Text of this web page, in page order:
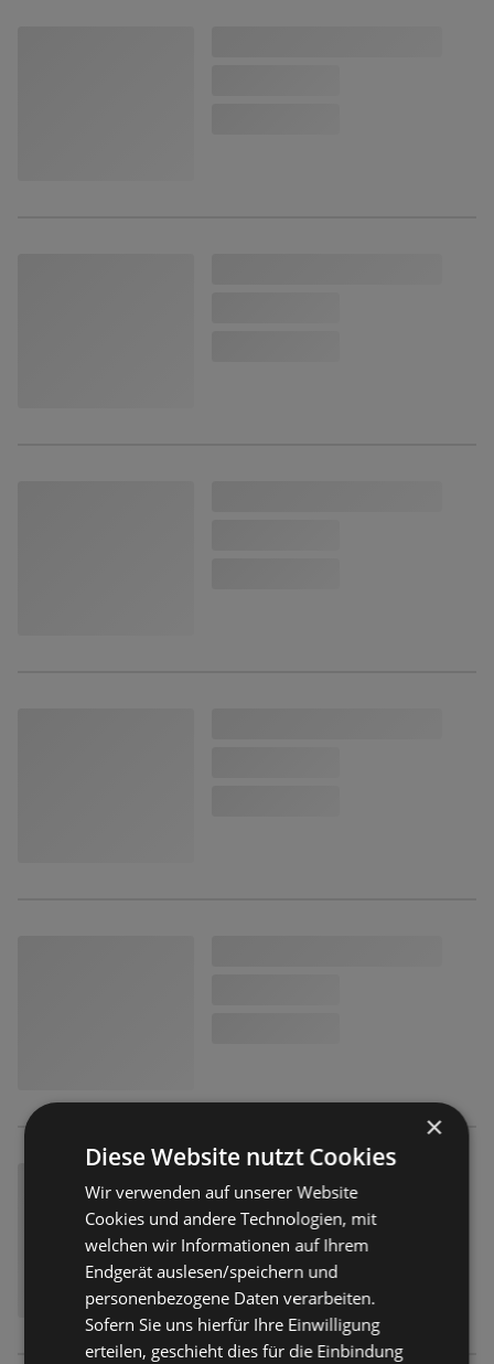
×
Diese Website nutzt Cookies
Wir verwenden auf unserer Website
Cookies und andere Technologien, mit
welchen wir Informationen auf Ihrem
Endgerät auslesen/speichern und
personenbezogene Daten verarbeiten.
Sofern Sie uns hierfür Ihre Einwilligung
erteilen, geschieht dies für die Einbindung